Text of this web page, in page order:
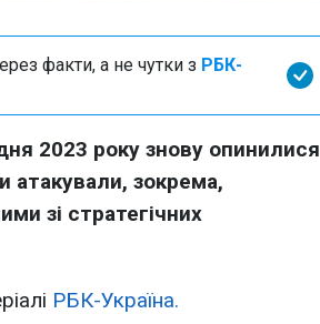
факти, а не чутки з РБК-
2023 року знову опинилися
атакували, зокрема,
зі стратегічних
РБК-Україна.